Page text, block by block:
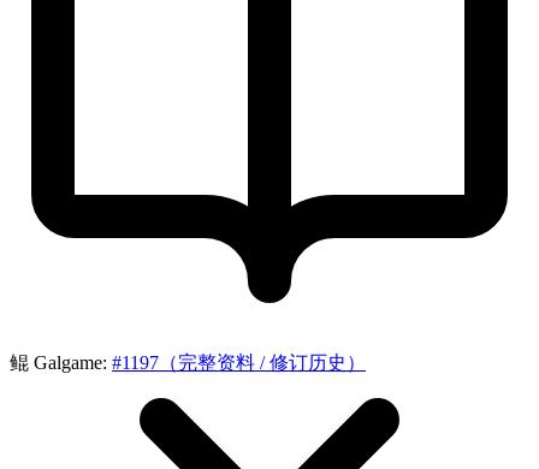
鲲 Galgame: #1197（完整资料 / 修订历史）